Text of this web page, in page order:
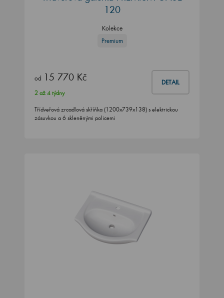
120
Kolekce
Premium
od 15 770 Kč DETAIL
2 až 4 týdny
Třídveřová zrcadlová skříňka (1200x739x138) s elektrickou
zásuvkou a 6 skleněnými policemi